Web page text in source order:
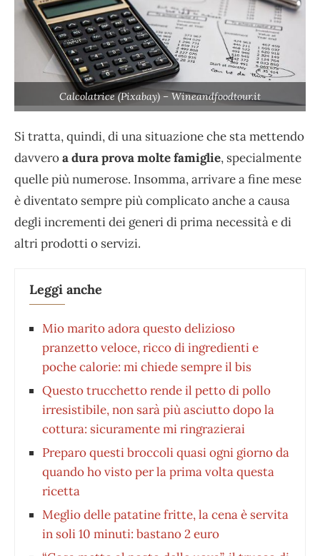
Calcolatrice (Pixabay) – Wineandfoodtour.it
Si tratta, quindi, di una situazione che sta mettendo
davveroa dura prova molte famiglie, specialmente
quelle più numerose. Insomma, arrivare a fine mese
è diventato sempre più complicato anche a causa
degli incrementi dei generi di prima necessità e di
altri prodotti o servizi.
Leggi anche
Mio marito adora questo delizioso
pranzetto veloce, ricco di ingredienti e
poche calorie: mi chiede sempre il bis
Questo trucchetto rende il petto di pollo
irresistibile, non sarà più asciutto dopo la
cottura: sicuramente mi ringrazierai
Preparo questi broccoli quasi ogni giorno da
quando ho visto per la prima volta questa
ricetta
Meglio delle patatine fritte, la cena è servita
in soli 10 minuti: bastano 2 euro